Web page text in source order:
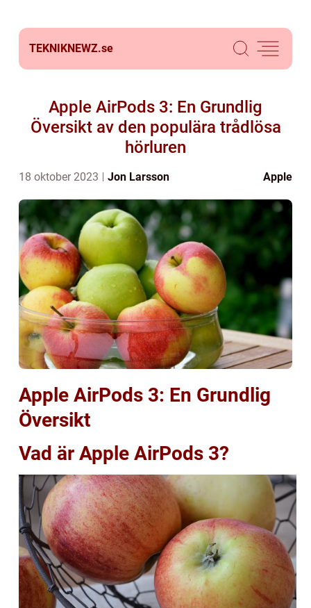
TEKNIKNEWZ.se
Apple AirPods 3: En Grundlig
Översikt av den populära trådlösa
hörluren
18 oktober 2023 Jon Larsson Apple
Apple AirPods 3: En Grundlig
Översikt
Vad är Apple AirPods 3?